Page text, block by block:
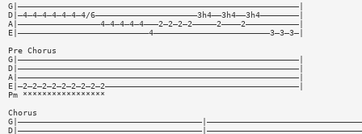
G|——————————————————————————————————————————————————————————|
D|—4—4—4—4—4—4—4/6—————————————————————3h4——3h4——3h4————————|
A|—————————————————4—4—4—4—4———2—2—2—2—————2————2———————————|
E|———————————————————————————4————————————————————————3—3—3—|
Pre Chorus
G|——————————————————————————————————————————————————————————|
D|——————————————————————————————————————————————————————————|
A|——————————————————————————————————————————————————————————|
E|—2—2—2—2—2—2—2—2—2————————————————————————————————————————|
Pm *****************
Chorus